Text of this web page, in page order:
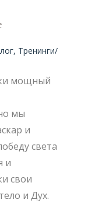
, Тренинги/
мощный
мы
и
света
и
свои
и Дух.